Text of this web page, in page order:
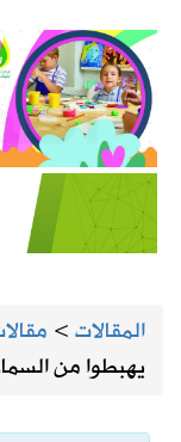
المقالات>
يهبطوا من